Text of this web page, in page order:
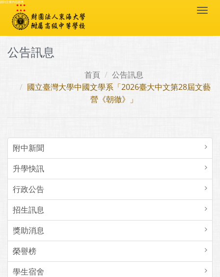
跳到主要內容區塊
:::
公告訊息
首頁
公告訊息
國立臺灣大學中國文學系「2026臺大中文第28屆文藝
營《朝徹》」
附中新聞
升學快訊
行政公告
招生訊息
獎助消息
榮譽榜
學生宿舍